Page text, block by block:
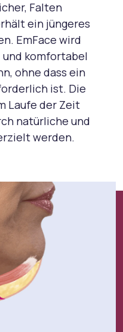
Falten
ein jüngeres
EmFace wird
und komfortabel
ohne dass ein
ist. Die
Laufe der Zeit
natürliche und
werden.